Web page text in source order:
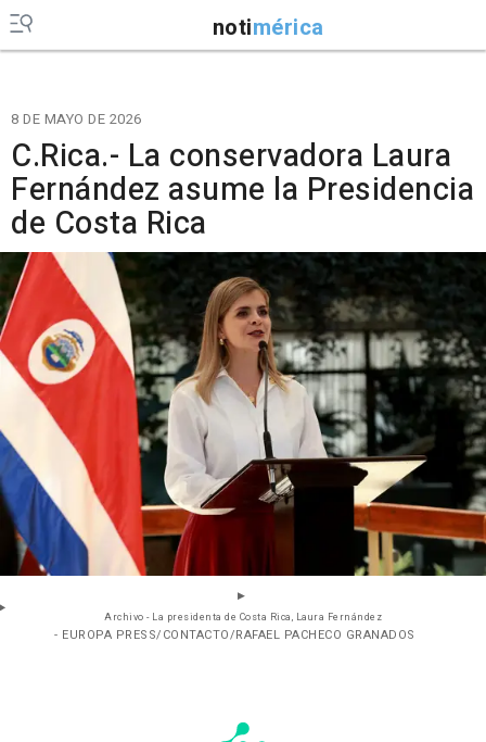
notimérica
8 DE MAYO DE 2026
C.Rica.- La conservadora Laura
Fernández asume la Presidencia
de Costa Rica
Archivo - La presidenta de Costa Rica, Laura Fernández
- EUROPA PRESS/CONTACTO/RAFAEL PACHECO GRANADOS